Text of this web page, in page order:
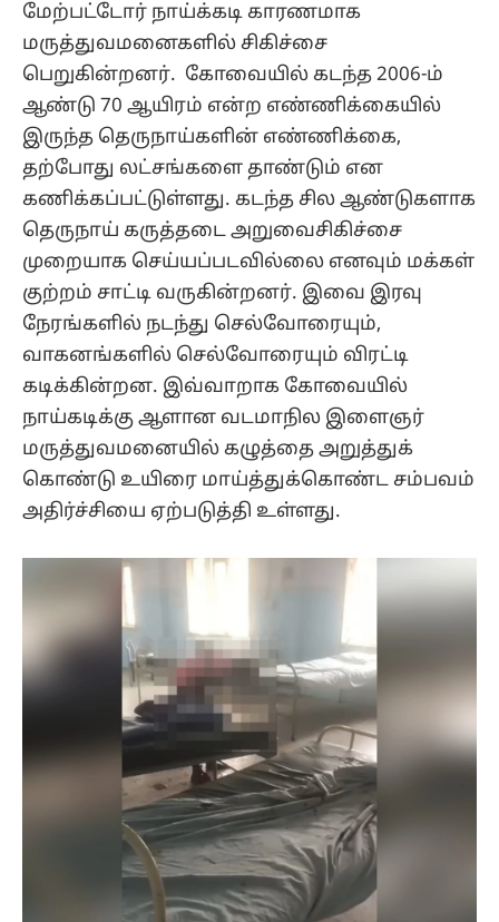
மேற்பட்டோர் நாய்க்கடி காரணமாக
மருத்துவமனைகளில் சிகிச்சை
பெறுகின்றனர். கோவையில் கடந்த 2006-ம்
ஆண்டு 70 ஆயிரம் என்ற எண்ணிக்கையில்
இருந்த தெருநாய்களின் எண்ணிக்கை,
தற்போது லட்சங்களை தாண்டும் என
கணிக்கப்பட்டுள்ளது. கடந்த சில ஆண்டுகளாக
தெருநாய் கருத்தடை அறுவைசிகிச்சை
முறையாக செய்யப்படவில்லை எனவும் மக்கள்
குற்றம் சாட்டி வருகின்றனர். இவை இரவு
நேரங்களில் நடந்து செல்வோரையும்,
வாகனங்களில் செல்வோரையும் விரட்டி
கடிக்கின்றன. இவ்வாறாக கோவையில்
நாய்கடிக்கு ஆளான வடமாநில இளைஞர்
மருத்துவமனையில் கழுத்தை அறுத்துக்
கொண்டு உயிரை மாய்த்துக்கொண்ட சம்பவம்
அதிர்ச்சியை ஏற்படுத்தி உள்ளது.